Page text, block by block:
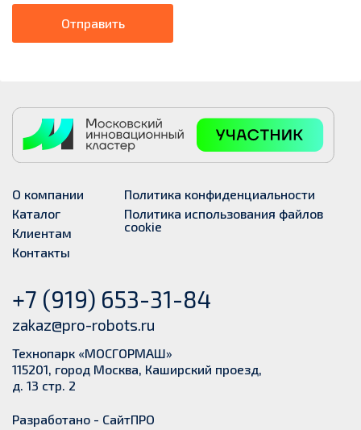
Отправить
О компании
Каталог
Клиентам
Контакты
Политика конфиденциальности
Политика использования файлов
cookie
+7 (919) 653-31-84
zakaz@pro-robots.ru
Технопарк «МОСГОРМАШ»
115201, город Москва, Каширский проезд,
д. 13 стр. 2
Разработано - СайтПРО